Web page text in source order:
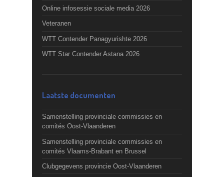
Online infosessie sociale media 2026
Veteranen
WTT Contender Panagyurishte 2026
WTT Star Contender Astana 2026
Laatste documenten
Samenstelling provinciale commissies en
comités Oost-Vlaanderen
Samenstelling provinciale commissies en
comités Vlaams-Brabant en Brussel
Clubgegevens provincie Oost-Vlaanderen